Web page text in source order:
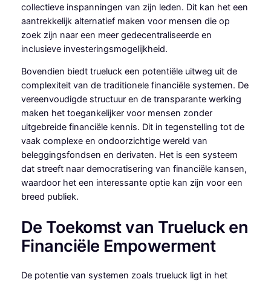
collectieve inspanningen van zijn leden. Dit kan het een
aantrekkelijk alternatief maken voor mensen die op
zoek zijn naar een meer gedecentraliseerde en
inclusieve investeringsmogelijkheid.
Bovendien biedt trueluck een potentiële uitweg uit de
complexiteit van de traditionele financiële systemen. De
vereenvoudigde structuur en de transparante werking
maken het toegankelijker voor mensen zonder
uitgebreide financiële kennis. Dit in tegenstelling tot de
vaak complexe en ondoorzichtige wereld van
beleggingsfondsen en derivaten. Het is een systeem
dat streeft naar democratisering van financiële kansen,
waardoor het een interessante optie kan zijn voor een
breed publiek.
De Toekomst van Trueluck en
Financiële Empowerment
De potentie van systemen zoals trueluck ligt in het